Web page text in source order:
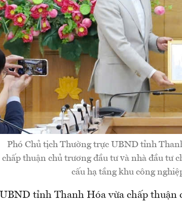
Phó Chủ tịch Thường trực UBND tỉnh
chấp thuận chủ trương đầu tư và nhà đầu tư
cấu hạ tầng khu công
UBND tỉnh Thanh Hóa vừa chấp thuận